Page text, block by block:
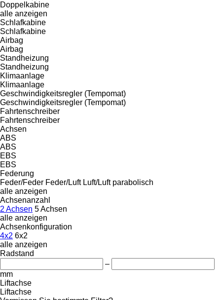
Doppelkabine
alle anzeigen
Schlafkabine
Schlafkabine
Airbag
Airbag
Standheizung
Standheizung
Klimaanlage
Klimaanlage
Geschwindigkeitsregler (Tempomat)
Geschwindigkeitsregler (Tempomat)
Fahrtenschreiber
Fahrtenschreiber
Achsen
ABS
ABS
EBS
EBS
Federung
Feder/Feder Feder/Luft Luft/Luft parabolisch
alle anzeigen
Achsenanzahl
2 Achsen 5 Achsen
alle anzeigen
Achsenkonfiguration
4x2 6x2
alle anzeigen
Radstand
–
mm
Liftachse
Liftachse